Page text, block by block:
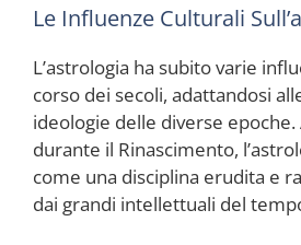
Le Influenze Culturali
L’astrologia ha subito varie
corso dei secoli, adattandosi
ideologie delle diverse
durante il Rinascimento,
come una disciplina erudita e
dai grandi intellettuali del